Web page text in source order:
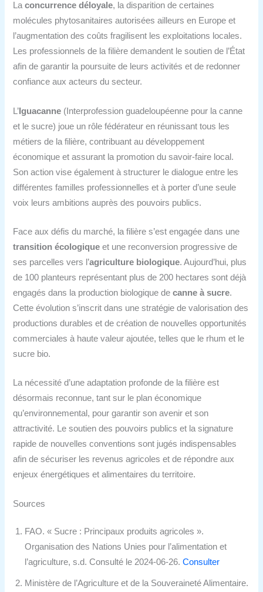
Laconcurrence déloyale, la disparition de certaines
molécules phytosanitaires autorisées ailleurs en Europe et
l’augmentation des coûts fragilisent les exploitations locales.
Les professionnels de la filière demandent le soutien de l’État
afin de garantir la poursuite de leurs activités et de redonner
confiance aux acteurs du secteur.
L’Iguacanne (Interprofession guadeloupéenne pour la canne
et le sucre) joue un rôle fédérateur en réunissant tous les
métiers de la filière, contribuant au développement
économique et assurant la promotion du savoir-faire local.
Son action vise également à structurer le dialogue entre les
différentes familles professionnelles et à porter d’une seule
voix leurs ambitions auprès des pouvoirs publics.
Face aux défis du marché, la filière s’est engagée dans une
transition écologique et une reconversion progressive de
ses parcelles vers l’agriculture biologique. Aujourd’hui, plus
de 100 planteurs représentant plus de 200 hectares sont déjà
engagés dans la production biologique decanne à sucre.
Cette évolution s’inscrit dans une stratégie de valorisation des
productions durables et de création de nouvelles opportunités
commerciales à haute valeur ajoutée, telles que le rhum et le
sucre bio.
La nécessité d’une adaptation profonde de la filière est
désormais reconnue, tant sur le plan économique
qu’environnemental, pour garantir son avenir et son
attractivité. Le soutien des pouvoirs publics et la signature
rapide de nouvelles conventions sont jugés indispensables
afin de sécuriser les revenus agricoles et de répondre aux
enjeux énergétiques et alimentaires du territoire.
Sources
FAO. « Sucre : Principaux produits agricoles ».
Organisation des Nations Unies pour l’alimentation et
l’agriculture, s.d. Consulté le 2024-06-26.Consulter
Ministère de l’Agriculture et de la Souveraineté Alimentaire.